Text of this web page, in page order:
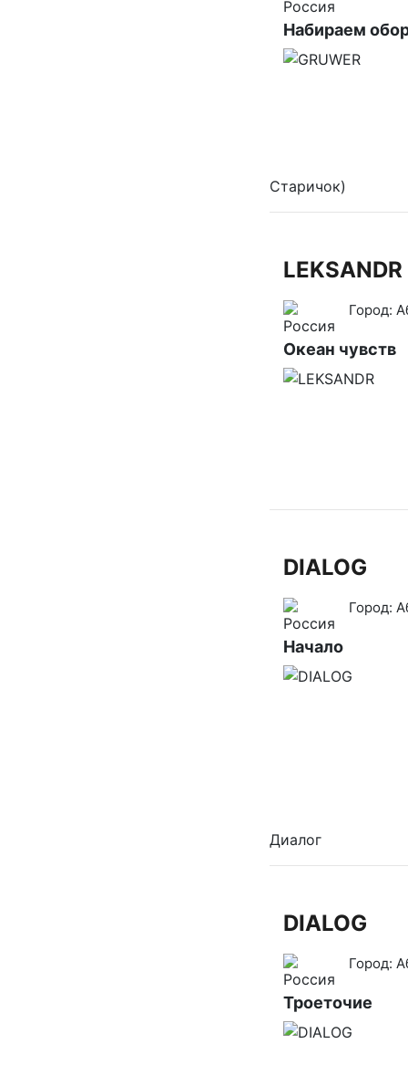
Набираем
Старичок)
LEKSANDR
Город:
Океан чувств
DIALOG
Город:
Начало
Диалог
DIALOG
Город:
Троеточие